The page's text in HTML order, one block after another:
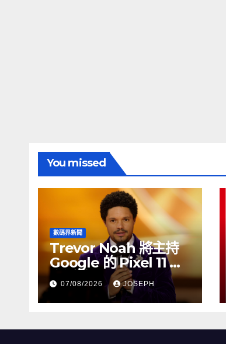
You missed
數碼界新聞
Trevor Noah 將主持
Google 的 Pixel 11 推
介活動
07/08/2026 JOSEPH